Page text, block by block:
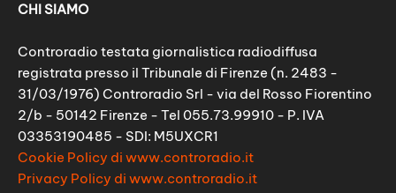
CHI SIAMO
Controradio testata giornalistica radiodiffusa
registrata presso il Tribunale di Firenze (n. 2483 -
31/03/1976) Controradio Srl - via del Rosso Fiorentino
2/b - 50142 Firenze - Tel 055.73.99910 - P. IVA
03353190485 - SDI: M5UXCR1
Cookie Policy di www.controradio.it
Privacy Policy di www.controradio.it